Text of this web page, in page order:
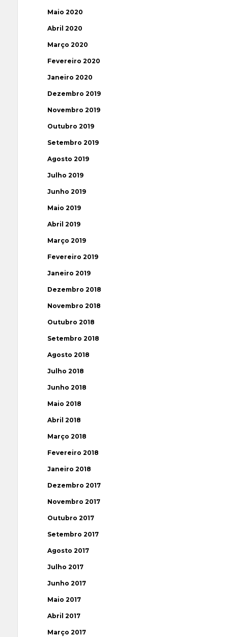
Maio 2020
Abril 2020
Março 2020
Fevereiro 2020
Janeiro 2020
Dezembro 2019
Novembro 2019
Outubro 2019
Setembro 2019
Agosto 2019
Julho 2019
Junho 2019
Maio 2019
Abril 2019
Março 2019
Fevereiro 2019
Janeiro 2019
Dezembro 2018
Novembro 2018
Outubro 2018
Setembro 2018
Agosto 2018
Julho 2018
Junho 2018
Maio 2018
Abril 2018
Março 2018
Fevereiro 2018
Janeiro 2018
Dezembro 2017
Novembro 2017
Outubro 2017
Setembro 2017
Agosto 2017
Julho 2017
Junho 2017
Maio 2017
Abril 2017
Março 2017